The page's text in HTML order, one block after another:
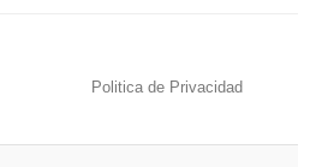
Politica de Privacidad